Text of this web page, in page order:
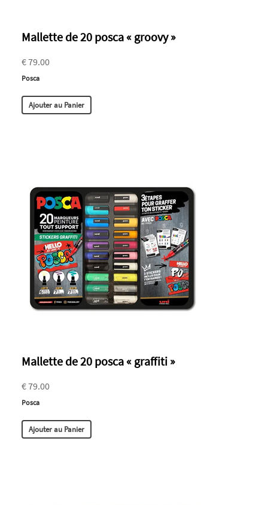
Mallette de 20 posca « groovy »
€ 79.00
Posca
Ajouter au Panier
Mallette de 20 posca « graffiti »
€ 79.00
Posca
Ajouter au Panier